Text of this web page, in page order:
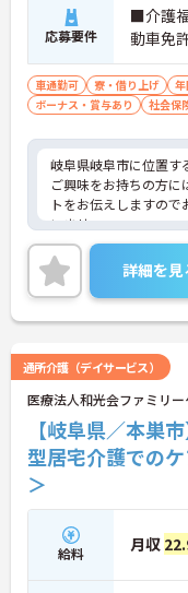
応募要件
■介護
動車免
車通勤可 寮・借り上げ
ボーナス・賞与あり
社会保
岐阜県岐阜市に位置す
ご興味をお持ちの方
トをお伝えしますの
いませ。
詳細を見
通所介護（デイサービス）
医療法人和光会ファミリ
【岐阜県／本巣
型居宅介護での
＞
給料 月収